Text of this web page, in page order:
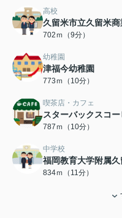
高校
久留米市立久留米
702ｍ（9分）
幼稚園
津福今幼稚園
773ｍ（10分）
喫茶店・カフェ
スターバックスコ
787ｍ（10分）
中学校
福岡教育大学附属
834ｍ（11分）